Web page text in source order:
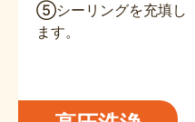
⑤シーリングを充填し
ます。